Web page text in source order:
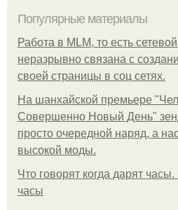
Популярные материалы
Работа в MLM, то есть
неразрывно связана с
своей страницы в соц сетях.
На шанхайской премьере
Совершенно Новый День"
просто очередной наряд, а
высокой моды.
Что говорят когда дарят
часы